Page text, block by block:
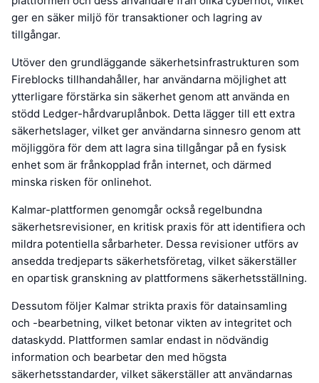
ger en säker miljö för transaktioner och lagring av
tillgångar.
Utöver den grundläggande säkerhetsinfrastrukturen som
Fireblocks tillhandahåller, har användarna möjlighet att
ytterligare förstärka sin säkerhet genom att använda en
stödd Ledger-hårdvaruplånbok. Detta lägger till ett extra
säkerhetslager, vilket ger användarna sinnesro genom att
möjliggöra för dem att lagra sina tillgångar på en fysisk
enhet som är frånkopplad från internet, och därmed
minska risken för onlinehot.
Kalmar-plattformen genomgår också regelbundna
säkerhetsrevisioner, en kritisk praxis för att identifiera och
mildra potentiella sårbarheter. Dessa revisioner utförs av
ansedda tredjeparts säkerhetsföretag, vilket säkerställer
en opartisk granskning av plattformens säkerhetsställning.
Dessutom följer Kalmar strikta praxis för datainsamling
och -bearbetning, vilket betonar vikten av integritet och
dataskydd. Plattformen samlar endast in nödvändig
information och bearbetar den med högsta
säkerhetsstandarder, vilket säkerställer att användarnas